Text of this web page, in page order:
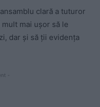
clară a tuturor
mai ușor să le
dar și să ții evidența
-